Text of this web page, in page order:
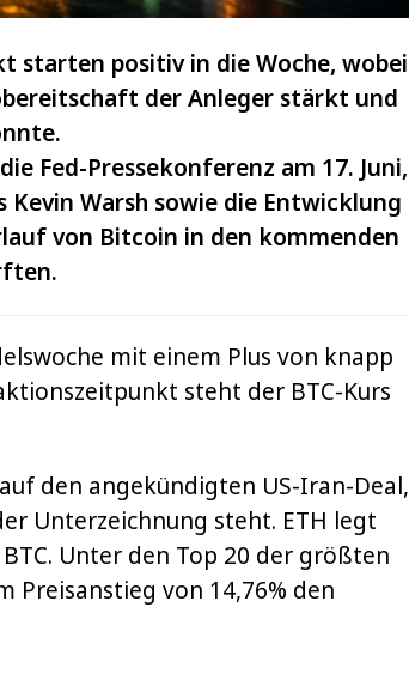
starten positiv in die Woche, wobei
der Anleger stärkt und
Fed-Pressekonferenz am 17. Juni,
Kevin Warsh sowie die Entwicklung
von Bitcoin in den kommenden
mit einem Plus von knapp
steht der BTC-Kurs
den angekündigten US-Iran-Deal,
Unterzeichnung steht. ETH legt
Unter den Top 20 der größten
Preisanstieg von 14,76% den